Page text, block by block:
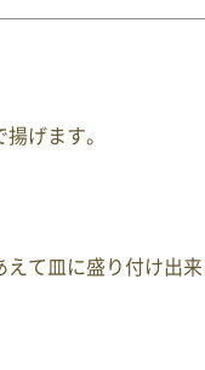
げます。
て皿に盛り付け出来